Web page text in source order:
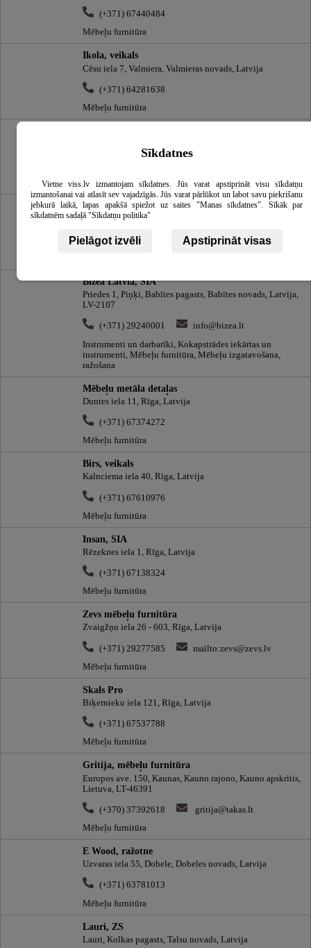
(+371) 67440484
Mēbeļu furnitūra
Ikola, veikals
Cēsu iela 7, Valmiera, Valmieras novads, Latvija
(+371) 64281638
Mēbeļu furnitūra
Mēbeļu furnitūra
Hetla
Brīvības gatve 208, Rīga, Latvija
(+371) 67801046
andris@hetla.lv
Bizea Latvia, SIA
Priedes 1, Piņķi, Babītes pagasts, Babītes novads, Latvija,
LV-2107
(+371) 29240001
info@bizea.lt
Instrumenti un darbarīki, Kokapstrādes iekārtas un
instrumenti, Mēbeļu furnitūra, Mēbeļu izgatavošana,
ražošana
Mēbeļu metāla detaļas
Duntes iela 11, Rīga, Latvija
(+371) 67374272
Mēbeļu furnitūra
Birs, veikals
Kalnciema iela 40, Rīga, Latvija
(+371) 67610976
Mēbeļu furnitūra
Insan, SIA
Rēzeknes iela 1, Rīga, Latvija
(+371) 67138324
Mēbeļu furnitūra
Zevs mēbeļu furnitūra
Zvaigžņu iela 26 - 603, Rīga, Latvija
(+371) 29277585
mailto:zevs@zevs.lv
Mēbeļu furnitūra
Skals Pro
Biķernieku iela 121, Rīga, Latvija
(+371) 67537788
Mēbeļu furnitūra
Gritija, mēbeļu furnitūra
Europos ave. 150, Kaunas, Kauno rajono, Kauno apskritis,
Lietuva, LT-46391
(+370) 37392618
gritija@takas.lt
Mēbeļu furnitūra
E Wood, ražotne
Uzvaras iela 55, Dobele, Dobeles novads, Latvija
(+371) 63781013
Mēbeļu furnitūra
Lauri, ZS
Lauri, Kolkas pagasts, Talsu novads, Latvija
Sīkdatnes
Vietne viss.lv izmantojam sīkdatnes. Jūs varat apstiprināt visu sīkdatņu
izmantošanai vai atlasīt sev vajadzīgās. Jūs varat pārlūkot un labot savu piekrišanu
jebkurā laikā, lapas apakšā spiežot uz saites "Manas sīkdatnes". Sīkāk par
sīkdatnēm sadaļā "Sīkdatņu politika"
Pielāgot izvēli Apstiprināt visas